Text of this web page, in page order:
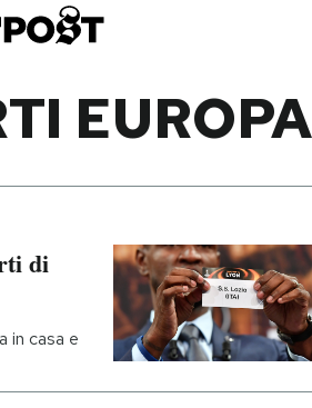
di
in casa e